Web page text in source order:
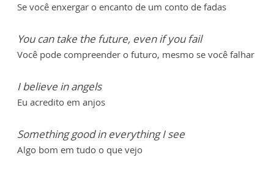
Se você enxergar o encanto de um conto de fadas
You can take the future, even if you fail
Você pode compreender o futuro, mesmo se você falhar
I believe in angels
Eu acredito em anjos
Something good in everything I see
Algo bom em tudo o que vejo